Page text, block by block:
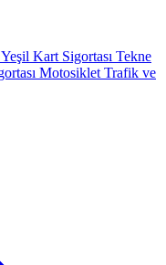
Yeşil Kart Sigortası Tekne
Motosiklet Trafik ve